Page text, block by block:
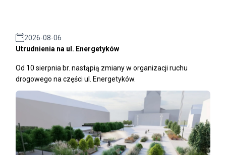
2026-08-06
Utrudnienia na ul. Energetyków
Od 10 sierpnia br. nastąpią zmiany w organizacji ruchu
drogowego na części ul. Energetyków.